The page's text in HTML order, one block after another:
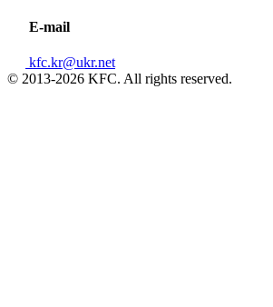
E-mail
kfc.kr@ukr.net
© 2013-2026 KFC. All rights reserved.